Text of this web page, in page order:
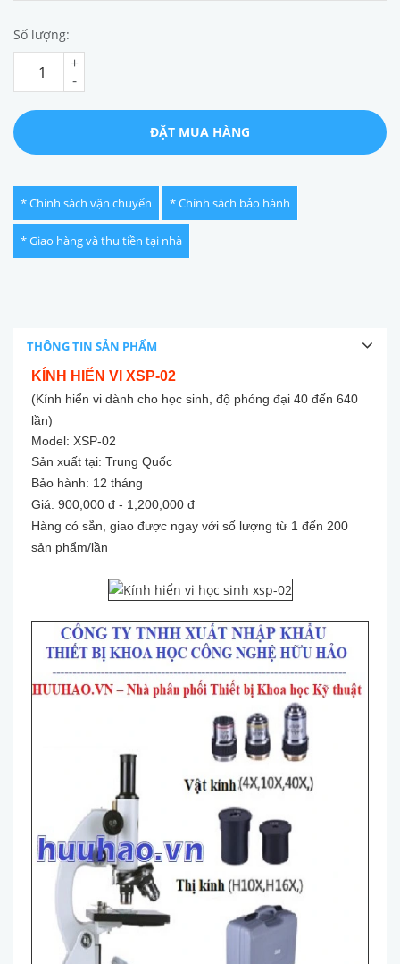
Số lượng:
-
+
ĐẶT MUA HÀNG
* Chính sách vận chuyển * Chính sách bảo hành
* Giao hàng và thu tiền tại nhà
THÔNG TIN SẢN PHẨM
KÍNH HIỂN VI XSP-02
(Kính hiển vi dành cho học sinh, độ phóng đại 40 đến 640
lần)
Model: XSP-02
Sản xuất tại: Trung Quốc
Bảo hành: 12 tháng
Giá: 900,000 đ - 1,200,000 đ
Hàng có sẵn, giao được ngay với số lượng từ 1 đến 200
sản phẩm/lần